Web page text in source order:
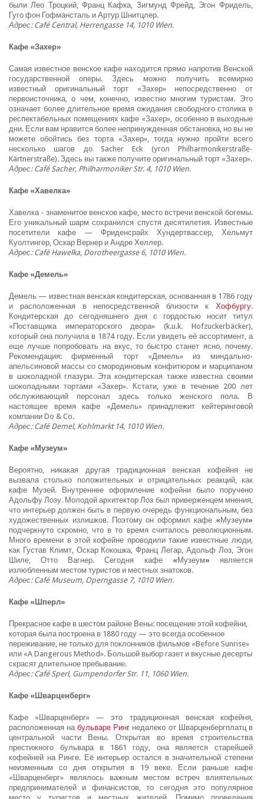
были Лео Троцкий, Франц Кафка, Зигмунд Фрейд, Эгон Фридель,
Гуго фон Гофмансталь и Артур Шнитцлер.
Адрес: Café Central, Herrengasse 14, 1010 Wien.
Кафе «Захер»
Самая известное венское кафе находится прямо напротив Венской
государственной оперы. Здесь можно получить всемирно
известный оригинальный торт «Захер» непосредственно от
первоисточника, о чем, конечно, известно многим туристам. Это
означает более длительное время ожидания свободного столика в
респектабельных помещениях кафе «Захер», особенно в выходные
дни. Если вам нравится более непринужденная обстановка, но вы не
можете обойтись без торта «Захер», тогда нужно пройти всего
несколько шагов до Sacher Eck (угол Philharmonikerstraße-
Kärtnerstraße). Здесь вы также получите оригинальный торт «Захер».
Адрес: Café Sacher, Philharmoniker Str. 4, 1010 Wien.
Кафе «Хавелка»
Хавелка - знаменитое венское кафе, место встречи венской богемы.
Его уникальный шарм сохранился спустя десятилетия. Известные
посетители кафе — Фриденсрайх Хундертвассер, Хельмут
Куолтингер, Оскар Вернер и Андре Хеллер.
Адрес: Café Hawelka, Dorotheergasse 6, 1010 Wien.
Кафе «Демель»
Демель — известная венская кондитерская, основанная в 1786 году
и расположенная в непосредственной близости к Хофбургу.
Кондитерская до сегодняшнего дня с гордостью носит титул
«Поставщика императорского двора» (k.u.k. Hofzuckerbäcker),
который она получила в 1874 году. Если увидеть её ассортимент, а
еще лучше попробовать на вкус, то быстро станет ясно, почему.
Рекомендация: фирменный торт «Демель» из миндально-
апельсиновой массы со смородиновым конфитюром и марципаном
в шоколадной глазури. Эта кондитерская также известна своими
шоколадными тортами «Захер». Кстати, уже в течение 200 лет
обслуживающий персонал здесь только женского пола. В
настоящее время кафе «Демель» принадлежит кейтеринговой
компании Do & Co.
Адрес: Café Demel, Kohlmarkt 14, 1010 Wien.
Кафе «Музеум»
Вероятно, никакая другая традиционная венская кофейня не
вызвала столько положительных и отрицательных реакций, как
кафе Музей. Внутреннее оформление кофейни было поручено
Адольфу Лозу. Молодой архитектор Лоз был приверженцем мнения,
что интерьер должен быть в первую очередь функциональным, без
художественных излишков. Поэтому он оформил кафе « Музеум»
подчеркнуто скромно, что в то время считалось революционным.
Много времени в этой кофейне проводили такие известные люди,
как Густав Климт, Оскар Кокошка, Франц Легар, Адольф Лоз, Эгон
Шиле, Отто Вагнер. Сегодня кафе « Музеум» является
излюбленным местом туристов и местных знатоков.
Адрес: Café Museum, Operngasse 7, 1010 Wien.
Кафе «Шперл»
Прекрасное кафе в шестом районе Вены: посещение этой кофейни,
которая была построена в 1880 году — это всегда особенное
переживание, не только для поклонников фильмов «Before Sunrise»
или «A Dangerous Method». Большой выбор газет и вкусные десерты
скрасят длительное пребывание.
Адрес: Café Sperl, Gumpendorfer Str. 11, 1060 Wien.
Кафе «Шварценберг»
Кафе «Шварценберг» — это традиционная венская кофейня,
расположенная набульваре Ринг недалеко от Шварценбергплатц в
центральной части Вены. Открытая во время строительства
престижного бульвара в 1861 году, она является старейшей
кофейней на Ринге. Её интерьер остался в значительной степени
неизменным со дня открытия в 19 веке. Если раньше кафе
«Шварценберг» являлось важным местом встреч влиятельных
предпринимателей и финансистов, то сегодня это популярное